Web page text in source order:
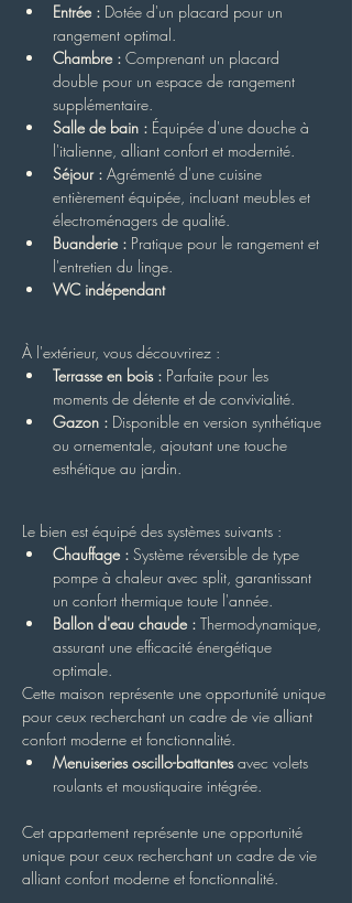
Entrée : Dotée d'un placard pour un
rangement optimal.
Chambre : Comprenant un placard
double pour un espace de rangement
supplémentaire.
Salle de bain : Équipée d'une douche à
l'italienne, alliant confort et modernité.
Séjour : Agrémenté d'une cuisine
entièrement équipée, incluant meubles et
électroménagers de qualité.
Buanderie : Pratique pour le rangement et
l'entretien du linge.
WC indépendant
À l'extérieur, vous découvrirez :
Terrasse en bois : Parfaite pour les
moments de détente et de convivialité.
Gazon : Disponible en version synthétique
ou ornementale, ajoutant une touche
esthétique au jardin.
Le bien est équipé des systèmes suivants :
Chauffage : Système réversible de type
pompe à chaleur avec split, garantissant
un confort thermique toute l'année.
Ballon d'eau chaude : Thermodynamique,
assurant une efficacité énergétique
optimale.
Cette maison représente une opportunité unique
pour ceux recherchant un cadre de vie alliant
confort moderne et fonctionnalité.
Menuiseries oscillo-battantes avec volets
roulants et moustiquaire intégrée.
Cet appartement représente une opportunité
unique pour ceux recherchant un cadre de vie
alliant confort moderne et fonctionnalité.